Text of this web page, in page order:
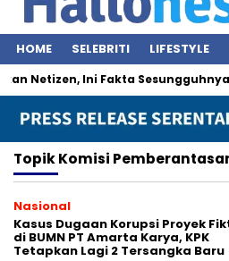
HOME SELEBRITI LIFESTYLE
Netizen, Ini Fakta Sesungguhnya
TopikKomisi
Nasional
Kasus Dugaan Korupsi Proyek
di BUMN PT Amarta Karya, KPK
Tetapkan Lagi 2 Tersangka Baru